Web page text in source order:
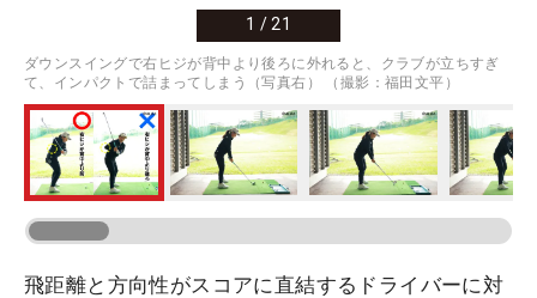
1 /21
ダウンスイングで右ヒジが背中より後ろに外れると、クラブが立ちすぎ
て、インパクトで詰まってしまう（写真右） （撮影：福田文平）
飛距離と方向性がスコアに直結するドライバーに対